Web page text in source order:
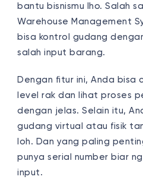
bantu bisnismu lho. Salah
Warehouse Management
bisa kontrol gudang
salah input barang.
Dengan fitur ini, Anda bisa
level rak dan lihat proses
dengan jelas. Selain itu,
gudang virtual atau fisik
loh. Dan yang paling
punya serial number biar
input.